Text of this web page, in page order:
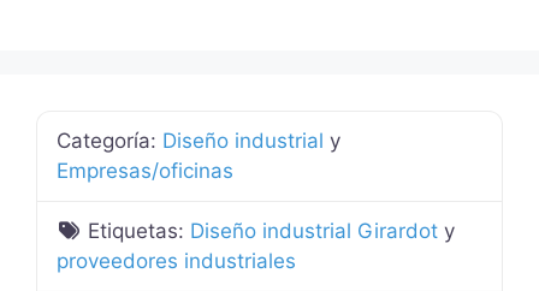
Categoría: Diseño industrial y
Empresas/oficinas
Etiquetas: Diseño industrial Girardot y
proveedores industriales